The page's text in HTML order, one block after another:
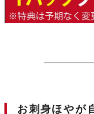
お刺身ほやが